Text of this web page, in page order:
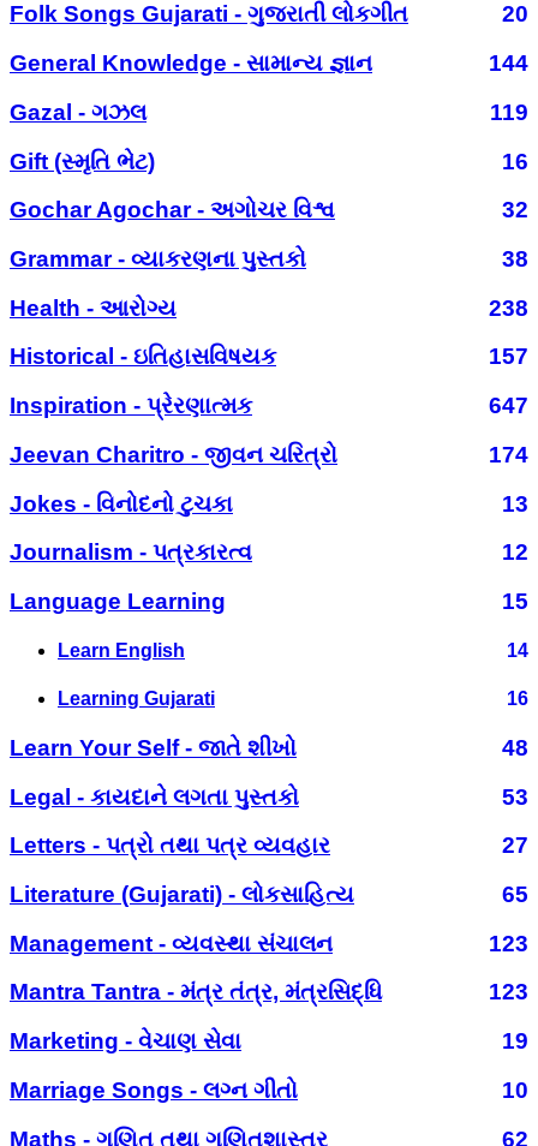
Folk Songs Gujarati - ગુજરાતી લોકગીત
20
General Knowledge - સામાન્ય જ્ઞાન
144
Gazal - ગઝલ
119
Gift (સ્મૃતિ ભેટ)
16
Gochar Agochar - અગોચર વિશ્વ
32
Grammar - વ્યાકરણના પુસ્તકો
38
Health - આરોગ્ય
238
Historical - ઇતિહાસવિષયક
157
Inspiration - પ્રેરણાત્મક
647
Jeevan Charitro - જીવન ચરિત્રો
174
Jokes - વિનોદનો ટુચકા
13
Journalism - પત્રકારત્વ
12
Language Learning
15
Learn English 14
Learning Gujarati 16
Learn Your Self - જાતે શીખો
48
Legal - કાયદાને લગતા પુસ્તકો
53
Letters - પત્રો તથા પત્ર વ્યવહાર
27
Literature (Gujarati) - લોકસાહિત્ય
65
Management - વ્યવસ્થા સંચાલન
123
Mantra Tantra - મંત્ર તંત્ર, મંત્રસિદ્ધિ
123
Marketing - વેચાણ સેવા
19
Marriage Songs - લગ્ન ગીતો
10
Maths - ગણિત તથા ગણિતશાસ્ત્ર
62